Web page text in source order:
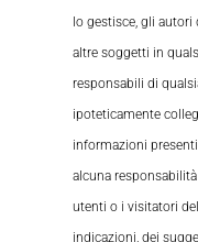
lo gestisce, gli
altre soggetti in
responsabili di
ipoteticamente
informazioni
alcuna
utenti o i visitatori
indicazioni, dei